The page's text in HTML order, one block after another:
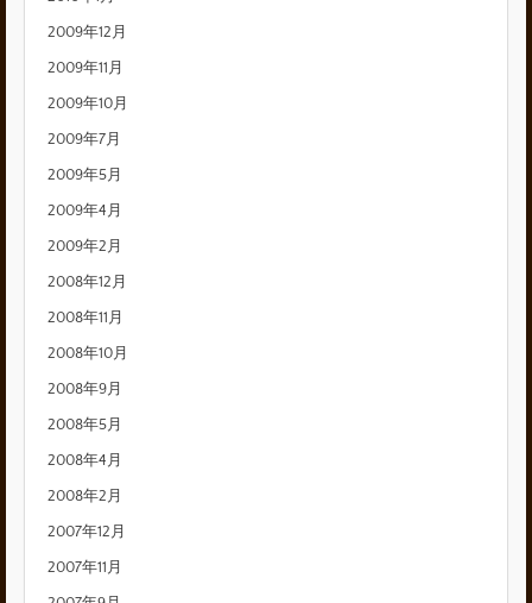
2009年12月
2009年11月
2009年10月
2009年7月
2009年5月
2009年4月
2009年2月
2008年12月
2008年11月
2008年10月
2008年9月
2008年5月
2008年4月
2008年2月
2007年12月
2007年11月